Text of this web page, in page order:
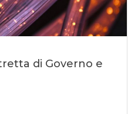
di Governo e